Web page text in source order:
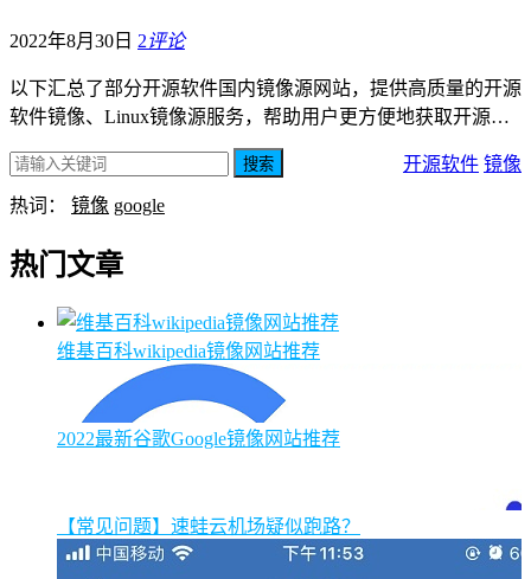
2022年8月30日 2评论
以下汇总了部分开源软件国内镜像源网站，提供高质量的开源
软件镜像、Linux镜像源服务，帮助用户更方便地获取开源…
开源软件 镜像
搜索
热词： 镜像 google
热门文章
维基百科wikipedia镜像网站推荐
2022最新谷歌Google镜像网站推荐
【常见问题】速蛙云机场疑似跑路？